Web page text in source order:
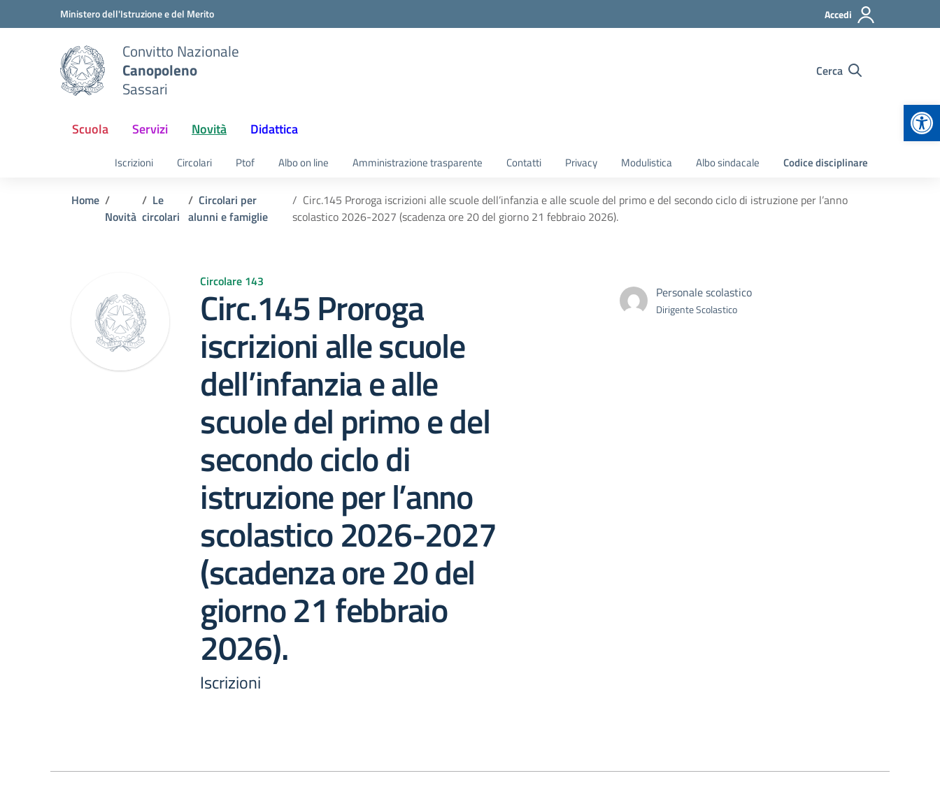
Vai ai contenuti
Vai al menu di navigazioneMinistero dell'Istruzione e del Merito Accedi
Convitto Nazionale
Canopoleno
Sassari
Cerca
Scuola Servizi Novità Didattica
Iscrizioni Circolari Ptof Albo on line Amministrazione trasparente Contatti Privacy Modulistica Albo sindacale Codice disciplinare
Home
Novità
Le
circolari
Circolari per
alunni e famiglie
Circ.145 Proroga iscrizioni alle scuole dell’infanzia e alle scuole del primo e del secondo ciclo di istruzione per l’anno
scolastico 2026-2027 (scadenza ore 20 del giorno 21 febbraio 2026).
Circolare 143
Circ.145 Proroga
iscrizioni alle scuole
dell’infanzia e alle
scuole del primo e del
secondo ciclo di
istruzione per l’anno
scolastico 2026-2027
(scadenza ore 20 del
giorno 21 febbraio
2026).
Iscrizioni
Personale scolastico
Dirigente Scolastico